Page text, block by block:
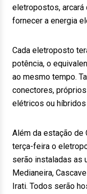
eletropostos,
fornecer a energia
Cada eletroposto
potência, o
ao mesmo tempo.
conectores,
elétricos ou
Além da estação de
terça-feira o
serão instaladas as
Medianeira,
Irati. Todos serão